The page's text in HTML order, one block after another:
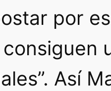
por
Así